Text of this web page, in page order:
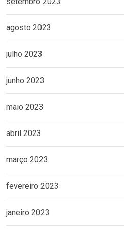
agosto 2023
julho 2023
junho 2023
maio 2023
abril 2023
março 2023
fevereiro 2023
janeiro 2023